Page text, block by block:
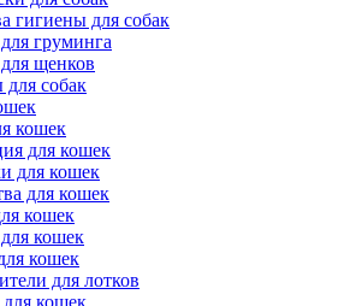
гигиены для собак
груминга
щенков
для собак
кошек
для кошек
для кошек
для кошек
кошек
кошек
кошек
для лотков
кошек